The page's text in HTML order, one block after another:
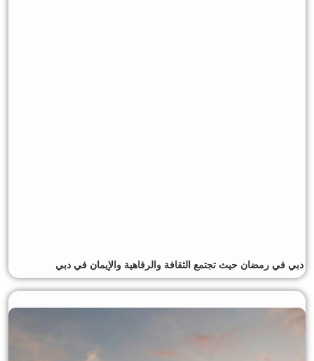
دبي في رمضان حيث تجتمع الثقافة والرفاهية والإيمان في دبي